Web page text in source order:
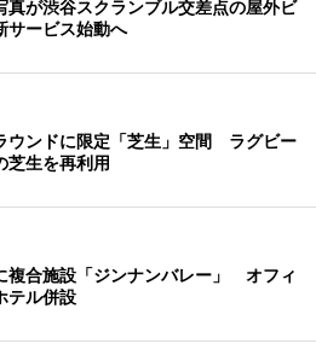
真が渋谷スクランブル交差点の屋外ビ
ービス始動へ
ウンドに限定「芝生」空間 ラグビー
芝生を再利用
複合施設「ジンナンバレー」 オフィ
テル併設